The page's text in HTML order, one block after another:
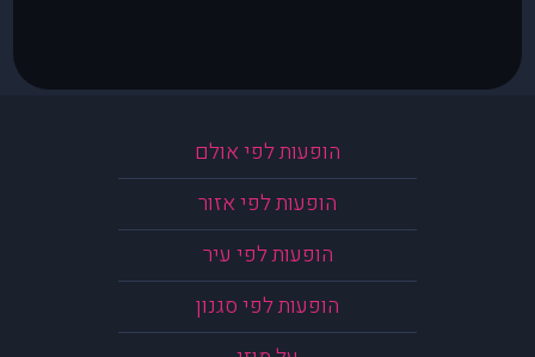
הופעות לפי אולם
הופעות לפי אזור
הופעות לפי עיר
הופעות לפי סגנון